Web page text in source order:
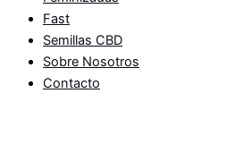
Fast
Semillas CBD
Sobre Nosotros
Contacto